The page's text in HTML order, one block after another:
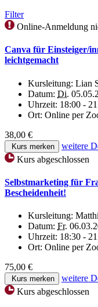
Filter
Online-Anmeldung
Canva für Einsteiger/
leichtgemacht
Kursleitung: Lian
Datum: Di.
Uhrzeit: 18:00 -
Ort: Online per
38,00 €
Kurs merken
weitere
Kurs abgeschlossen
Selbstmarketing für
Bescheidenheit!
Kursleitung:
Datum: Fr.
Uhrzeit: 18:30 -
Ort: Online per
75,00 €
Kurs merken
weitere
Kurs abgeschlossen